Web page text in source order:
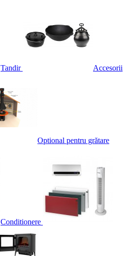
Tandir Accesorii
Optional pentru grătare
Conditionere